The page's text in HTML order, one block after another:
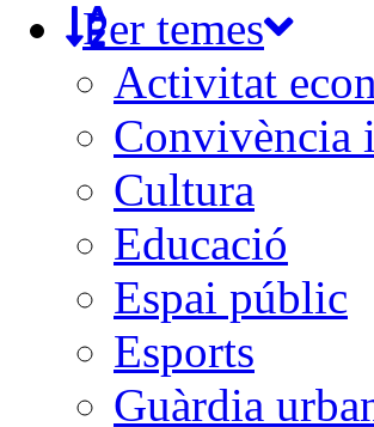
Per temes
Activitat
Convivència
Cultura
Educació
Espai públic
Esports
Guàrdia